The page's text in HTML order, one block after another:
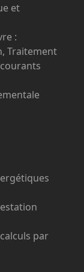
et
:
Traitement
par